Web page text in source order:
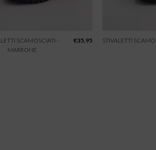
SCAMOSCIATI -
MARRONE
€35,95 STIVALETTI